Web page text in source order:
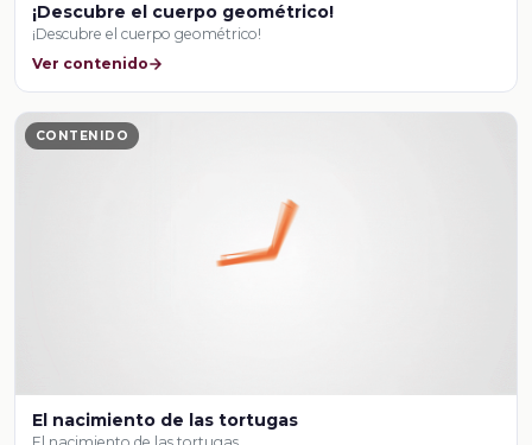
¡Descubre el cuerpo geométrico!
¡Descubre el cuerpo geométrico!
Ver contenido
CONTENIDO
El nacimiento de las tortugas